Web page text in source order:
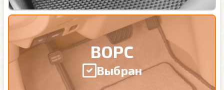
ВОРС
Выбран